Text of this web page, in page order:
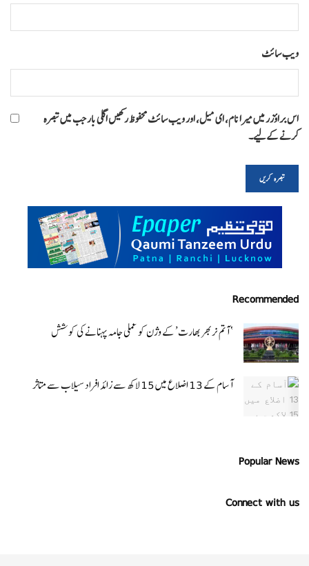
ویب‌ سائٹ
اس براؤزر میں میرا نام، ای میل، اور ویب سائٹ محفوظ رکھیں اگلی بار جب میں تبصرہ
کرنے کےلیے۔
Recommended
‘ آتم نربھر بھارت’ کے وژن کو عملی جامہ پہنانے کی کوشش
آسام کے 13 اضلاع میں 15 لاکھ سے زائد افراد سیلاب سے متاثر
Popular News
Connect with us